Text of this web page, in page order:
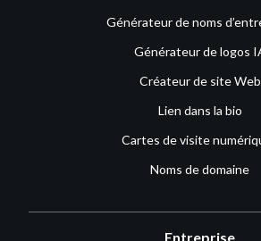
Générateur de noms
Générateur de logos
Créateur de site Web
Lien dans la bio
Cartes de visite
Noms de domaine
Entreprise